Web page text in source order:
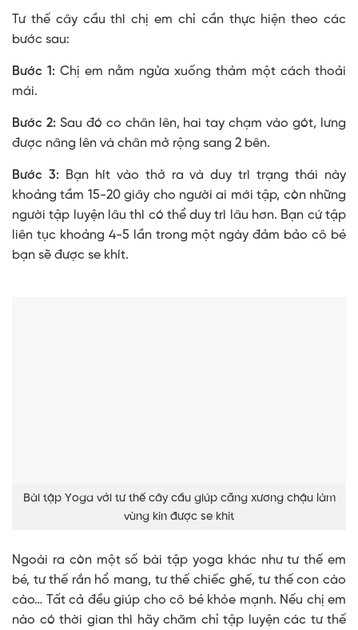
Tư thế cây cầu thì chị em chỉ cần thực hiện theo các
bước sau:
Bước 1: Chị em nằm ngửa xuống thảm một cách thoải
mái.
Bước 2:Sau đó co chân lên, hai tay chạm vào gót, lưng
được nâng lên và chân mở rộng sang 2 bên.
Bước 3:Bạn hít vào thở ra và duy trì trạng thái này
khoảng tầm 15-20 giây cho người ai mới tập, còn những
người tập luyện lâu thì có thể duy trì lâu hơn. Bạn cứ tập
liên tục khoảng 4-5 lần trong một ngày đảm bảo cô bé
bạn sẽ được se khít.
Bài tập Yoga với tư thế cây cầu giúp căng xương chậu làm
vùng kín được se khít
Ngoài ra còn một số bài tập yoga khác như tư thế em
bé, tư thế rắn hổ mang, tư thế chiếc ghế, tư thế con cào
cào… Tất cả đều giúp cho cô bé khỏe mạnh. Nếu chị em
nào có thời gian thì hãy chăm chỉ tập luyện các tư thế